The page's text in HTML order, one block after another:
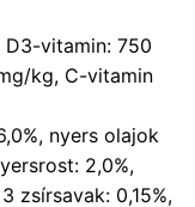
vitamin: 750
kg, C-vitamin
nyers olajok
2,0%,
zsírsavak: 0,15%,